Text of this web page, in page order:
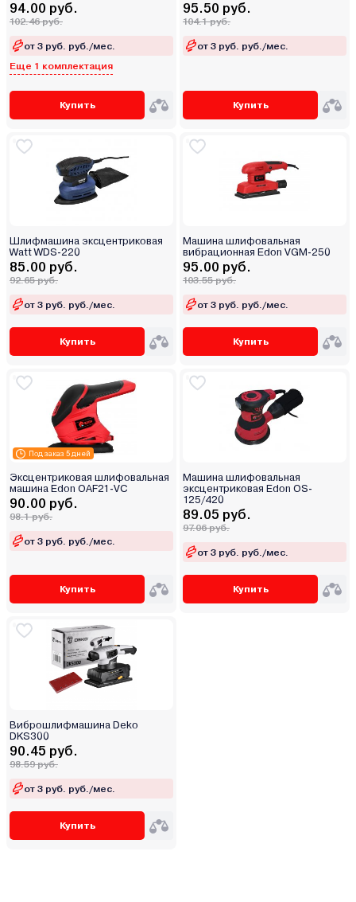
94.00 руб.
102.46 руб.
от 3 руб. руб./мес.
Еще 1 комплектация
Купить
95.50 руб.
104.1 руб.
от 3 руб. руб./мес.
Купить
Шлифмашина эксцентриковая
Watt WDS-220
85.00 руб.
92.65 руб.
от 3 руб. руб./мес.
Купить
Машина шлифовальная
вибрационная Edon VGM-250
95.00 руб.
103.55 руб.
от 3 руб. руб./мес.
Купить
Под заказ 5 дней
Эксцентриковая шлифовальная
машина Edon OAF21-VC
90.00 руб.
98.1 руб.
от 3 руб. руб./мес.
Купить
Машина шлифовальная
эксцентриковая Edon OS-
125/420
89.05 руб.
97.06 руб.
от 3 руб. руб./мес.
Купить
Виброшлифмашина Deko
DKS300
90.45 руб.
98.59 руб.
от 3 руб. руб./мес.
Купить